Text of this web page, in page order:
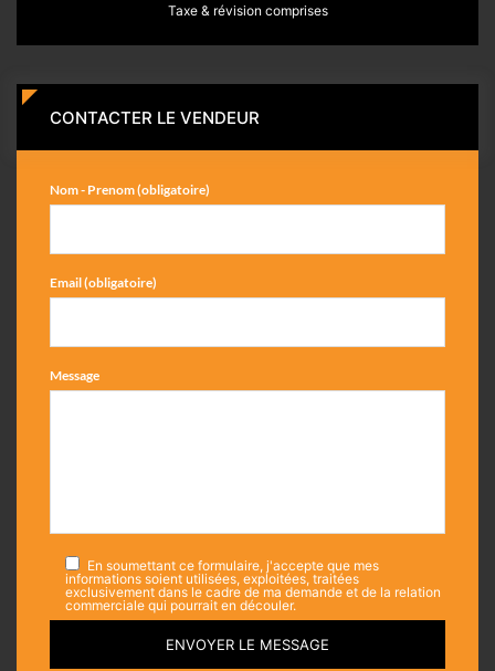
Taxe & révision comprises
CONTACTER LE VENDEUR
Nom - Prenom (obligatoire)
Email (obligatoire)
Message
En soumettant ce formulaire, j'accepte que mes
informations soient utilisées, exploitées, traitées
exclusivement dans le cadre de ma demande et de la relation
commerciale qui pourrait en découler.
ENVOYER LE MESSAGE